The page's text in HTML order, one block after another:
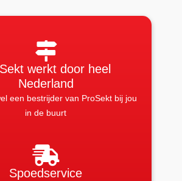
werkt door heel
Nederland
een bestrijder van ProSekt bij jou
in de buurt
Spoedservice